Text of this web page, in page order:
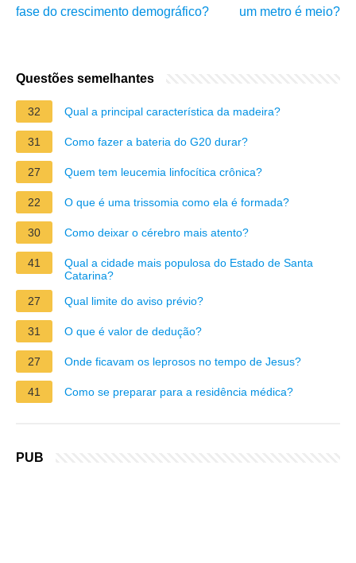
fase do crescimento demográfico?
um metro é meio?
Questões semelhantes
32 Qual a principal característica da madeira?
31 Como fazer a bateria do G20 durar?
27 Quem tem leucemia linfocítica crônica?
22 O que é uma trissomia como ela é formada?
30 Como deixar o cérebro mais atento?
41
Qual a cidade mais populosa do Estado de Santa
Catarina?
27
Qual limite do aviso prévio?
31 O que é valor de dedução?
27 Onde ficavam os leprosos no tempo de Jesus?
41 Como se preparar para a residência médica?
PUB